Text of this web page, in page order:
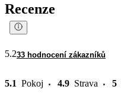
Recenze
5.233 hodnocení zákazníků
5.1 Pokoj 4.9 Strava 5